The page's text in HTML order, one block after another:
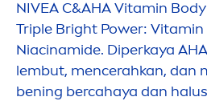
NIVEA C&AHAVitamin
Triple Bright Power: Vitamin
Niacinamide. Diperkaya
lembut, mencerahkan, dan
bening bercahaya dan